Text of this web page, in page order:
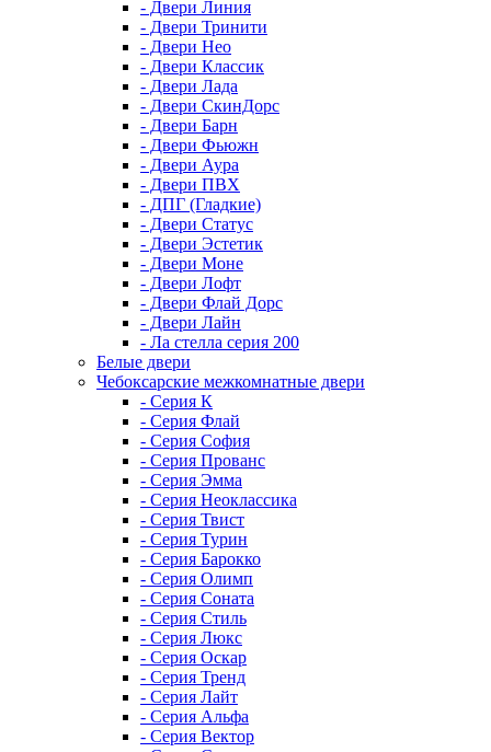
- Двери Линия
- Двери Тринити
- Двери Нео
- Двери Классик
- Двери Лада
- Двери СкинДорс
- Двери Барн
- Двери Фьюжн
- Двери Аура
- Двери ПВХ
- ДПГ (Гладкие)
- Двери Статус
- Двери Эстетик
- Двери Моне
- Двери Лофт
- Двери Флай Дорс
- Двери Лайн
- Ла стелла серия 200
Белые двери
Чебоксарские межкомнатные двери
- Серия К
- Серия Флай
- Серия София
- Серия Прованс
- Серия Эмма
- Серия Неоклассика
- Серия Твист
- Серия Турин
- Серия Барокко
- Серия Олимп
- Серия Соната
- Серия Стиль
- Серия Люкс
- Серия Оскар
- Серия Тренд
- Серия Лайт
- Серия Альфа
- Серия Вектор